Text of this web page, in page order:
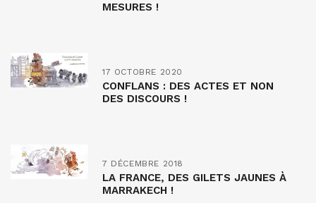
MESURES !
17 OCTOBRE 2020
CONFLANS : DES ACTES ET NON
DES DISCOURS !
7 DÉCEMBRE 2018
LA FRANCE, DES GILETS JAUNES À
MARRAKECH !